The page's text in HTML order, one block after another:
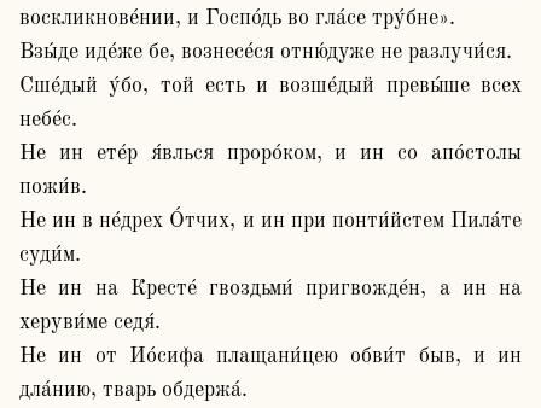
воскликнове́нии, и Госпо́дь во гла́се тру́бне».
Взы́де иде́же бе, вознесе́ся отню́дуже не разлучи́ся.
Сше́дый у́бо, той есть и возше́дый превы́ше всех
небе́с.
Не ин ете́р я́влься проро́ком, и ин со апо́столы
пожи́в.
Не ин в не́дрех О́тчих, и ин при понти́йстем Пила́те
суди́м.
Не ин на Кресте́ гвоздьми́ пригвожде́н, а ин на
херуви́ме седя́.
Не ин от Ио́сифа плащани́цею обви́т быв, и ин
дла́нию, тварь обдержа́.